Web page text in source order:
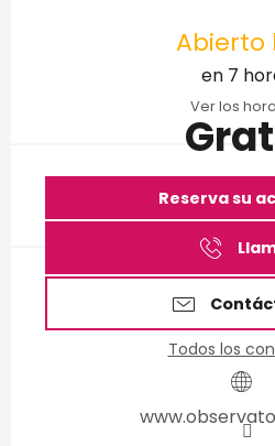
Abierto
en 7
Ver los
Reserva su
Todos los